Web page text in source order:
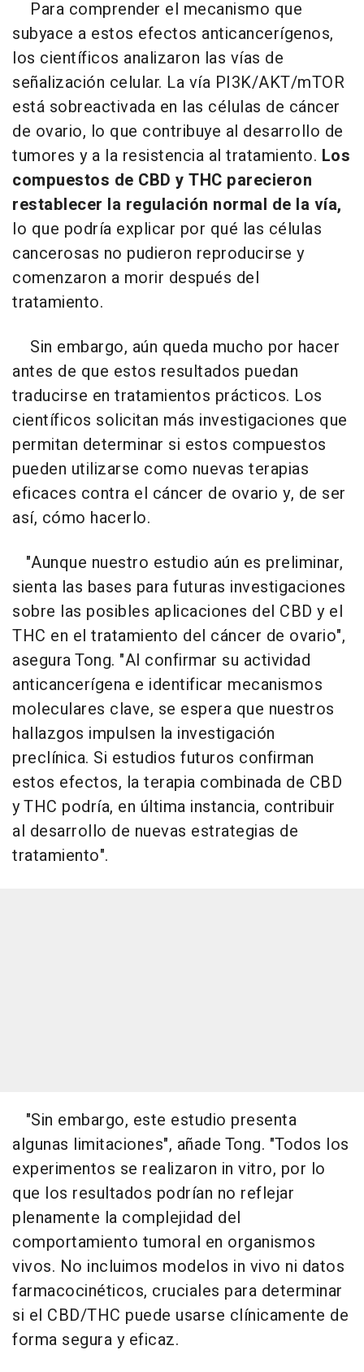
Para comprender el mecanismo que
subyace a estos efectos anticancerígenos,
los científicos analizaron las vías de
señalización celular. La vía PI3K/AKT/mTOR
está sobreactivada en las células de cáncer
de ovario, lo que contribuye al desarrollo de
tumores y a la resistencia al tratamiento. Los
compuestos de CBD y THC parecieron
restablecer la regulación normal de la vía,
lo que podría explicar por qué las células
cancerosas no pudieron reproducirse y
comenzaron a morir después del
tratamiento.
Sin embargo, aún queda mucho por hacer
antes de que estos resultados puedan
traducirse en tratamientos prácticos. Los
científicos solicitan más investigaciones que
permitan determinar si estos compuestos
pueden utilizarse como nuevas terapias
eficaces contra el cáncer de ovario y, de ser
así, cómo hacerlo.
"Aunque nuestro estudio aún es preliminar,
sienta las bases para futuras investigaciones
sobre las posibles aplicaciones del CBD y el
THC en el tratamiento del cáncer de ovario",
asegura Tong. "Al confirmar su actividad
anticancerígena e identificar mecanismos
moleculares clave, se espera que nuestros
hallazgos impulsen la investigación
preclínica. Si estudios futuros confirman
estos efectos, la terapia combinada de CBD
y THC podría, en última instancia, contribuir
al desarrollo de nuevas estrategias de
tratamiento".
"Sin embargo, este estudio presenta
algunas limitaciones", añade Tong. "Todos los
experimentos se realizaron in vitro, por lo
que los resultados podrían no reflejar
plenamente la complejidad del
comportamiento tumoral en organismos
vivos. No incluimos modelos in vivo ni datos
farmacocinéticos, cruciales para determinar
si el CBD/THC puede usarse clínicamente de
forma segura y eficaz.